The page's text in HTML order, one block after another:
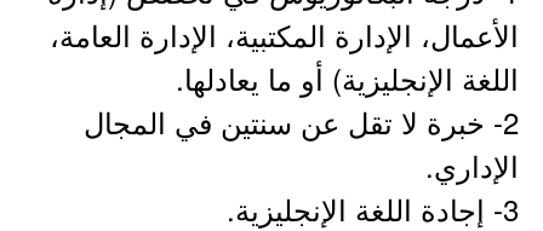
الأعمال، الإدارة المكتبية، الإدارة العامة،
اللغة الإنجليزية) أو ما يعادلها.
2- خبرة لا تقل عن سنتين في المجال
الإداري.
3- إجادة اللغة الإنجليزية.